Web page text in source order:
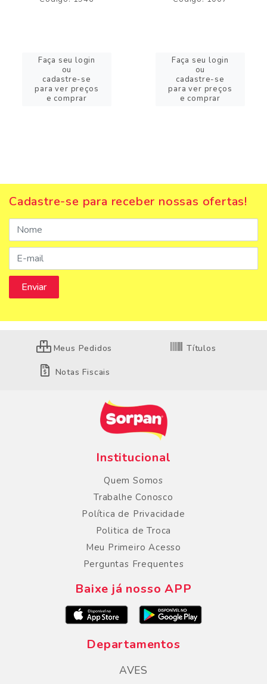
Faça seu login
ou
cadastre-se
para ver preços
e comprar
Faça seu login
ou
cadastre-se
para ver preços
e comprar
Cadastre-se para receber nossas ofertas!
Meus Pedidos Títulos
Notas Fiscais
Institucional
Quem Somos
Trabalhe Conosco
Política de Privacidade
Politica de Troca
Meu Primeiro Acesso
Perguntas Frequentes
Baixe já nosso APP
Departamentos
AVES